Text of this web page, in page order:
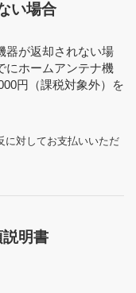
い場合
器が返却されない場
にホームアンテナ機
円（課税対象外）を
に対してお支払いいただ
明書